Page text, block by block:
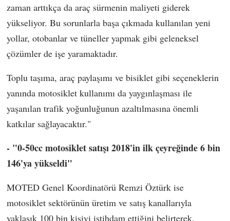
zaman arttıkça da araç sürmenin maliyeti giderek
yükseliyor. Bu sorunlarla başa çıkmada kullanılan yeni
yollar, otobanlar ve tüneller yapmak gibi geleneksel
çözümler de işe yaramaktadır.
Toplu taşıma, araç paylaşımı ve bisiklet gibi seçeneklerin
yanında motosiklet kullanımı da yaygınlaşması ile
yaşanılan trafik yoğunluğunun azaltılmasına önemli
katkılar sağlayacaktır."
- "0-50cc motosiklet satışı 2018'in ilk çeyreğinde 6 bin
146'ya yükseldi"
MOTED Genel Koordinatörü Remzi Öztürk ise
motosiklet sektörünün üretim ve satış kanallarıyla
yaklaşık 100 bin kişiyi istihdam ettiğini belirterek,